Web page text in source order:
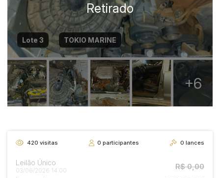
Lote 3 TOKIO MARINE
+6
420 visitas 0participantes 0 lances
Leilão Único
03/06/2026 14:00 R$ 0,00